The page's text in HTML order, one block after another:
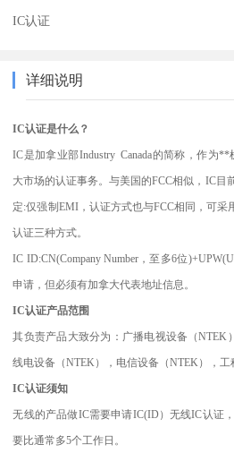
IC认证
详细说明
IC认证是什么？
IC是加拿业部Industry Canada的简称，作为
大市场的认证事务。与美国的FCC相似，IC目
定:仅强制EMI，认证方式也与FCC相同，可采
认证三种方式。
IC ID:CN(Company Number，至多6位
申请，但必须有加拿大代表地址信息。
IC认证产品范围
其负责产品大致分为：广播电视设备（NTEK
线电设备（NTEK），电信设备（NTEK），工
IC认证须知
无线的产品做IC需要申请IC(ID）无线IC认证
要比通常多5个工作日。